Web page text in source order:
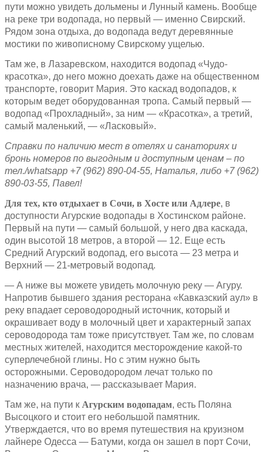
пути можно увидеть дольмены и Лунный камень. Вообще
на реке три водопада, но первый — именно Свирский.
Рядом зона отдыха, до водопада ведут деревянные
мостики по живописному Свирскому ущелью.
Там же, в Лазаревском, находится водопад «Чудо-
красотка», до него можно доехать даже на общественном
транспорте, говорит Мария. Это каскад водопадов, к
которым ведет оборудованная тропа. Самый первый —
водопад «Прохладный», за ним — «Красотка», а третий,
самый маленький, — «Ласковый».
Справки по наличию мест в отелях и санаториях и
бронь номеров по выгодным и доступным ценам – по
тел./whatsapp +7 (962) 890-04-55, Наталья, либо +7 (962)
890-03-55, Павел!
Для тех, кто отдыхает в Сочи, в Хосте или Адлере, в
доступности Агурские водопады в Хостинском районе.
Первый на пути — самый большой, у него два каскада,
один высотой 18 метров, а второй — 12. Еще есть
Средний Агурский водопад, его высота — 23 метра и
Верхний — 21-метровый водопад.
— А ниже вы можете увидеть молочную реку — Агуру.
Напротив бывшего здания ресторана «Кавказский аул» в
реку впадает сероводородный источник, который и
окрашивает воду в молочный цвет и характерный запах
сероводорода там тоже присутствует. Там же, по словам
местных жителей, находится месторождение какой-то
суперлечебной глины. Но с этим нужно быть
осторожными. Сероводородом лечат только по
назначению врача, — рассказывает Мария.
Там же, на пути к Агурским водопадам, есть Поляна
Высоцкого и стоит его небольшой памятник.
Утверждается, что во время путешествия на круизном
лайнере Одесса — Батуми, когда он зашел в порт Сочи,